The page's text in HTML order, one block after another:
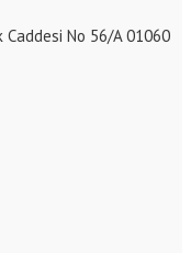
No 56/A 01060